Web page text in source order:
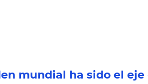
mundial ha sido el